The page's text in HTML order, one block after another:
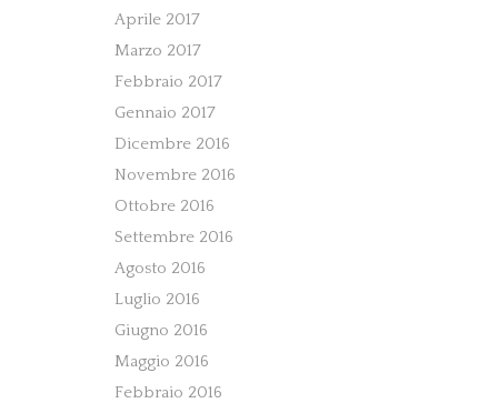
Aprile 2017
Marzo 2017
Febbraio 2017
Gennaio 2017
Dicembre 2016
Novembre 2016
Ottobre 2016
Settembre 2016
Agosto 2016
Luglio 2016
Giugno 2016
Maggio 2016
Febbraio 2016